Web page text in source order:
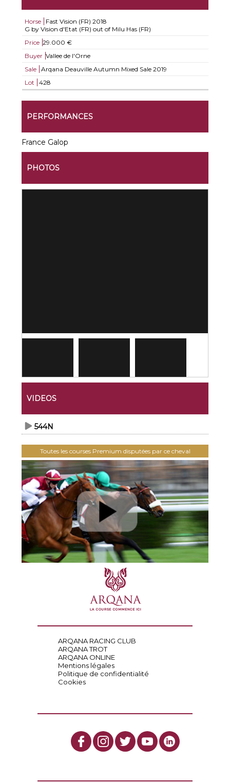
Horse Fast Vision (FR) 2018
G by Vision d'Etat (FR) out of Milu Has (FR)
Price 29.000 €
Buyer Vallee de l'Orne
Sale
Arqana Deauville Autumn Mixed Sale 2019
Lot
428
PERFORMANCES
France Galop
PHOTOS
VIDEOS
544N
Toutes les courses Premium disputées par ce cheval
ARQANA RACING CLUB
ARQANA TROT
ARQANA ONLINE
Mentions légales
Politique de confidentialité
Cookies